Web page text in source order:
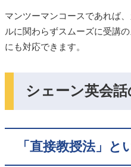
マンツーマンコースであれば
ルに関わらずスムーズに受講
にも対応できます。
シェーン英会
「直接教授法」